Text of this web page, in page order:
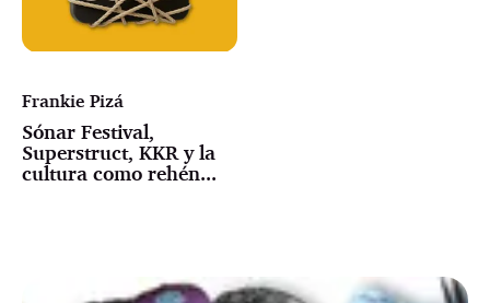
Frankie Pizá
Sónar Festival,
Superstruct, KKR y la
cultura como rehén...